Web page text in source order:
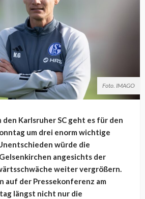
Foto. IMAGO
den Karlsruher SC geht es für den
um drei enorm wichtige
würde die
angesichts der
weiter vergrößern.
auf der Pressekonferenz am
längst nicht nur die